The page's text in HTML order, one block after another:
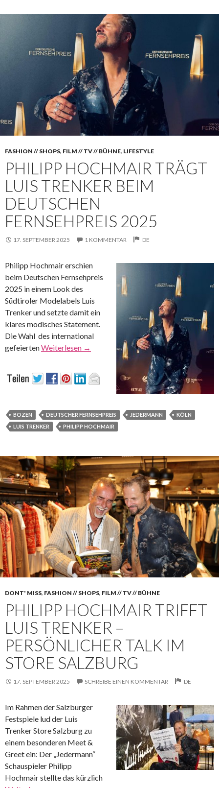
FASHION // SHOPS, FILM // TV // BÜHNE, LIFESTYLE
PHILIPP HOCHMAIR TRÄGT
LUIS TRENKER BEIM
DEUTSCHEN
FERNSEHPREIS 2025
17. SEPTEMBER 2025 1 KOMMENTAR DE
Philipp Hochmair erschien
beim Deutschen Fernsehpreis
2025 in einem Look des
Südtiroler Modelabels Luis
Trenker und setzte damit ein
klares modisches Statement.
Die Wahl des international
gefeiertenWeiterlesen →
BOZEN DEUTSCHER FERNSEHPREIS JEDERMANN
KÖLN
LUIS TRENKER
PHILIPP HOCHMAIR
DONT' MISS, FASHION // SHOPS, FILM // TV // BÜHNE
PHILIPP HOCHMAIR TRIFFT
LUIS TRENKER –
PERSÖNLICHER TALK IM
STORE SALZBURG
17. SEPTEMBER 2025 SCHREIBE EINEN KOMMENTAR DE
Im Rahmen der Salzburger
Festspiele lud der Luis
Trenker Store Salzburg zu
einem besonderen Meet &
Greet ein: Der „Jedermann“
Schauspieler Philipp
Hochmair stellte das kürzlich